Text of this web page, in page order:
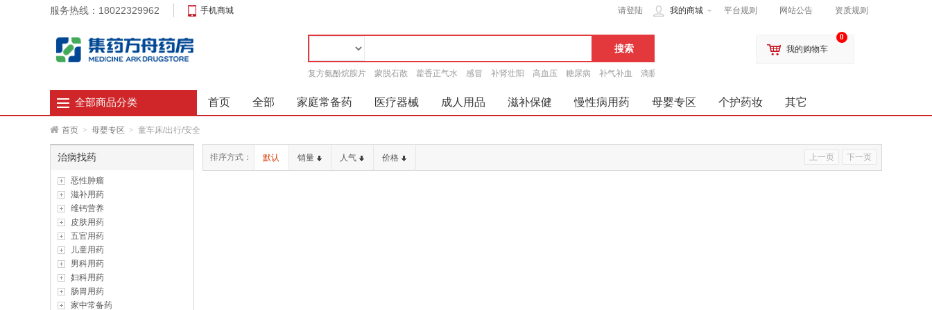
服务热线：18022329962 手机商城 资质规则
网站公告
平台规则
我的商城
请登陆
复方氨酚烷胺片 蒙脱石散 藿香正气水 感冒 补肾壮阳 高血压 糖尿病 补气补血 滴眼液
0
我的购物车
全部商品分类 首页 全部 家庭常备药 医疗器械 成人用品 滋补保健 慢性病用药 母婴专区 个护药妆 其它
首页 > 母婴专区 > 童车床/出行/安全
治病找药
恶性肿瘤
滋补用药
维钙营养
皮肤用药
五官用药
儿童用药
男科用药
妇科用药
肠胃用药
家中常备药
上一页 下一页
排序方式： 默认 销量 人气 价格